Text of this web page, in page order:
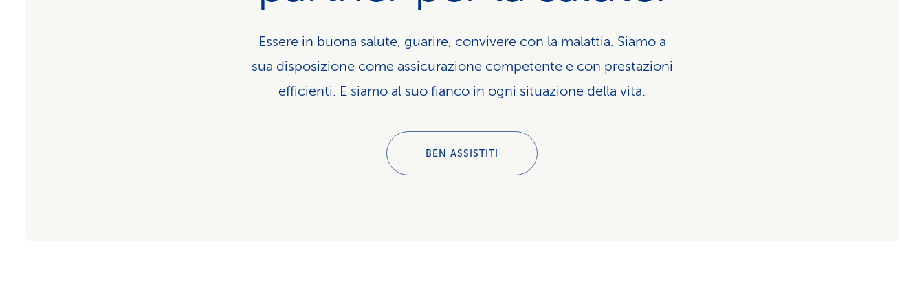
Essere in buona salute, guarire, convivere con la malattia. Siamo a
sua disposizione come assicurazione competente e con prestazioni
efficienti. E siamo al suo fianco in ogni situazione della vita.
BEN ASSISTITI